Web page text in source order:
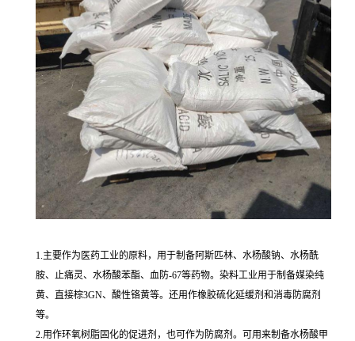
1.主要作为医药工业的原料，用于制备阿斯匹林、水杨酸钠、水杨酰
胺、止痛灵、水杨酸苯酯、血防-67等药物。染料工业用于制备媒染纯
黄、直接棕3GN、酸性铬黄等。还用作橡胶硫化延缓剂和消毒防腐剂
等。
2.用作环氧树脂固化的促进剂，也可作为防腐剂。可用来制备水杨酸甲